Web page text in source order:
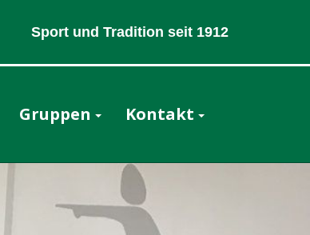
Sport und Tradition seit 1912
Gruppen Kontakt